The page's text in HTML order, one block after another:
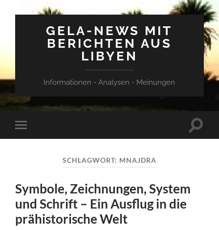
GELA-NEWS MIT
BERICHTEN AUS
LIBYEN
Informationen - Analysen - Meinungen
Mobile-
Menü
SCHLAGWORT: MNAJDRA
Symbole, Zeichnungen, System
und Schrift – Ein Ausflug in die
prähistorische Welt